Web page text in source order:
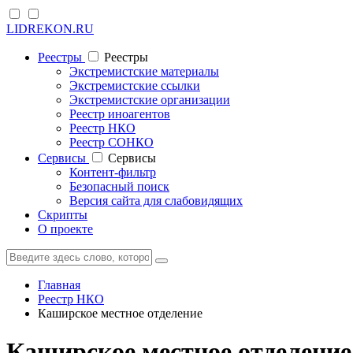
LIDREKON.RU
Реестры
Реестры
Экстремистские материалы
Экстремистские ссылки
Экстремистские организации
Реестр иноагентов
Реестр НКО
Реестр СОНКО
Cервисы
Cервисы
Контент-фильтр
Безопасный поиск
Версия сайта для слабовидящих
Скрипты
О проекте
Главная
Реестр НКО
Каширское местное отделение